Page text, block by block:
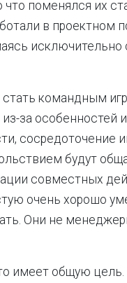
поменялся их
в проектном
исключительно
командным
за особенностей
сосредоточение
будут
совместных
очень хорошо
Они не
имеет общую